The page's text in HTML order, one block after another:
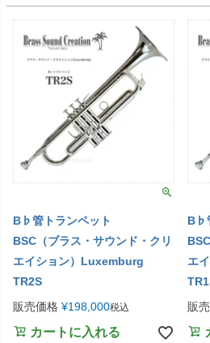
B♭管トランペット
BSC（ブラス・サウンド・クリ
エイション）Luxemburg
TR2S
販売価格 ¥198,000税込
カートに入れる
B♭
エ
販